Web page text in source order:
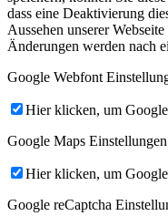
dass eine Deaktivierung
Aussehen unserer
Änderungen werden nach
Google Webfont
Hier klicken, um
Google Maps
Hier klicken, um
Google reCaptcha